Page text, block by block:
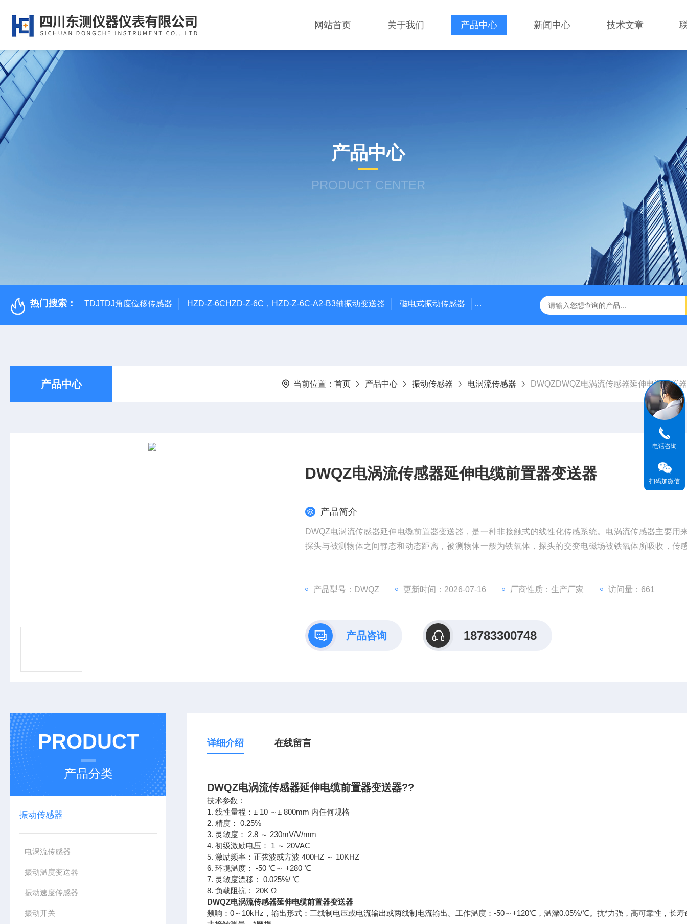
网站首页 关于我们 产品中心 新闻中心 技术文章
产品中心
PRODUCT CENTER
热门搜索： TDJTDJ角度位移传感器 HZD-Z-6CHZD-Z-6C，HZD-Z-6C-A2-B3轴振动变送器 磁电式振动传感器 NE3100电涡流位移传感器 三轴振动传感器 加速度
产品中心 当前位置： 首页 产品中心 振动传感器 电涡流传感器 DWQZDWQZ电涡流传感器延伸电缆前置
DWQZ电涡流传感器延伸电缆前置器变送器
产品简介
DWQZ电涡流传感器延伸电缆前置器变送器，是一种非接触式的线性化传感系统。电涡流传感器主要用
探头与被测物体之间静态和动态距离，被测物体一般为铁氧体，探头的交变电磁场被铁氧体所吸收，传
产品型号：DWQZ
更新时间：2026-07-16 厂商性质：生产厂家 访问量：661
产品咨询 18783300748
PRODUCT
产品分类
振动传感器
电涡流传感器
振动温度变送器
振动速度传感器
振动开关
详细介绍 在线留言
DWQZ电涡流传感器延伸电缆前置器变送器??
技术参数：
1. 线性量程：± 10 ～± 800mm 内任何规格
2. 精度： 0.25%
3. 灵敏度： 2.8 ～ 230mV/V/mm
4. 初级激励电压： 1 ～ 20VAC
5. 激励频率：正弦波或方波 400HZ ～ 10KHZ
6. 环境温度： -50 ℃～ +280 ℃
7. 灵敏度漂移： 0.025%/ ℃
8. 负载阻抗： 20K Ω
DWQZ电涡流传感器延伸电缆前置器变送器
频响：0～10kHz，输出形式：三线制电压或电流输出或两线制电流输出。工作温度：-50～+120℃，温漂0.05%/℃。抗*力强，高可靠性，长寿
电话咨询
扫码加微信